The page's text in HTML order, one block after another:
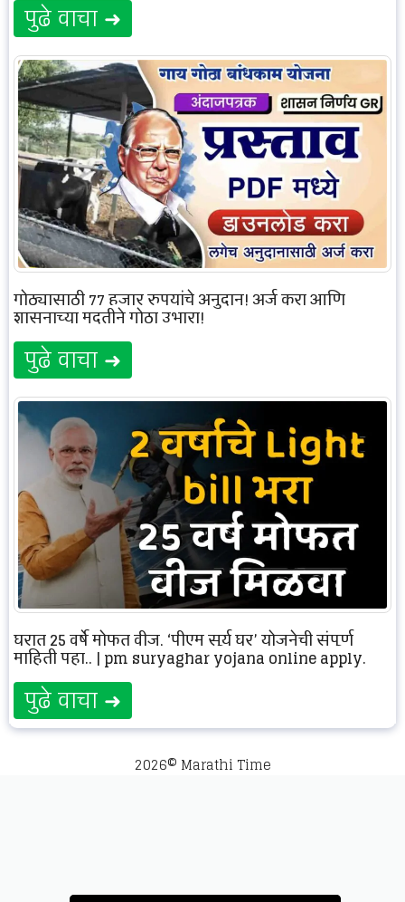
पुढे वाचा ➜
गोठ्यासाठी 77 हजार रुपयांचे अनुदान! अर्ज करा आणि
शासनाच्या मदतीने गोठा उभारा!
पुढे वाचा ➜
घरात 25 वर्षे मोफत वीज, ‘पीएम सूर्य घर’ योजनेची संपूर्ण
माहिती पहा.. | pm suryaghar yojana online apply.
पुढे वाचा ➜
2026© Marathi Time